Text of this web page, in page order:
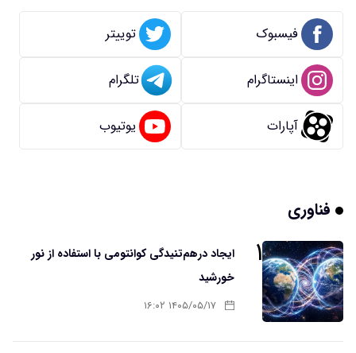
فیسبوک توییتر
اینستاگرام تلگرام
آپارات یوتیوب
فناوری
۱
ایجاد درهم‌تنیدگی کوانتومی با استفاده از نور
خورشید
۱۴۰۵/۰۵/۱۷ ۱۶:۰۲